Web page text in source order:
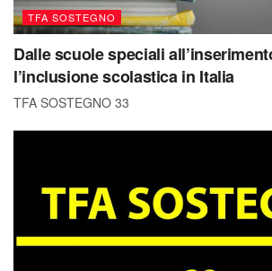
TFA SOSTEGNO
Dalle scuole speciali
l’inclusione scolastica in Italia
TFA SOSTEGNO 33